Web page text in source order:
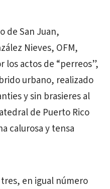
de San Juan,
Nieves, OFM,
los actos de “perreos”,
urbano, realizado
y sin brasieres al
de Puerto Rico
calurosa y tensa
en igual número